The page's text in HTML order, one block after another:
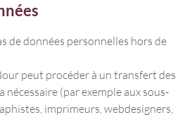
de données personnelles hors de
peut procéder à un transfert des
nécessaire (par exemple aux sous-
imprimeurs, webdesigners,